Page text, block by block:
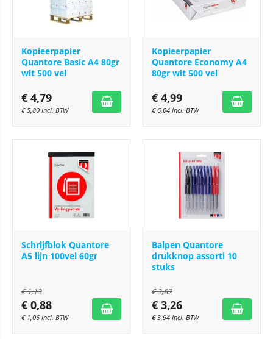
Kopieerpapier
Quantore Basic A4 80gr
wit 500 vel
€ 4,79
€5,80 Incl. BTW
Kopieerpapier
Quantore Economy A4
80gr wit 500 vel
€ 4,99
€6,04 Incl. BTW
Schrijfblok Quantore
A5 lijn 100vel 60gr
€1,13
€ 0,88
€ 1,06 Incl. BTW
Balpen Quantore
drukknop assorti 10
stuks
€3,82
€ 3,26
€3,94 Incl. BTW